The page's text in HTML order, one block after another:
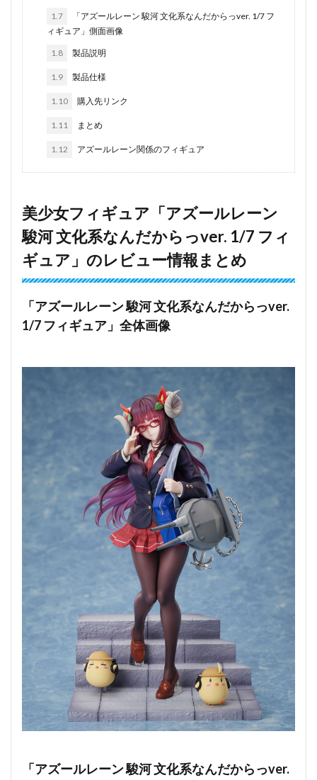
1.7
「アズールレーン 駿河 文化系なんだからっver. 1/7 フ
ィギュア」側面画像
1.8 製品説明
1.9 製品仕様
1.10 購入先リンク
1.11 まとめ
1.12 アズールレーン関係のフィギュア
美少女フィギュア「アズールレーン
駿河 文化系なんだからっver. 1/7 フィ
ギュア」のレビュー情報まとめ
「アズールレーン 駿河 文化系なんだからっver.
1/7 フィギュア」全体画像
「アズールレーン 駿河 文化系なんだからっver.